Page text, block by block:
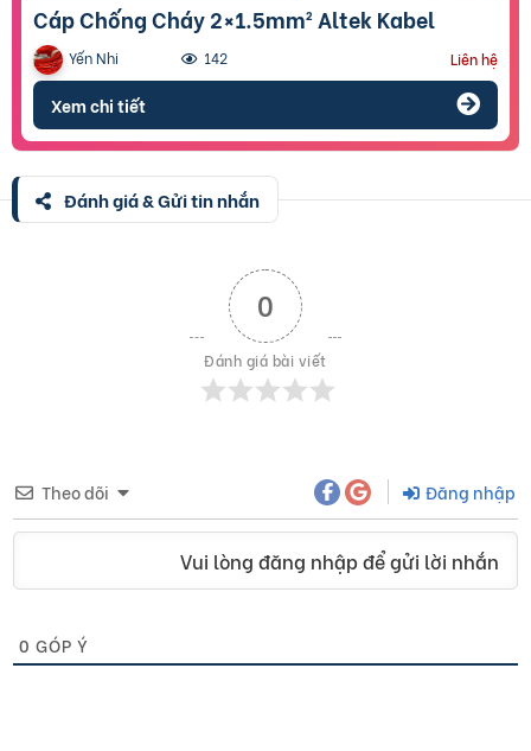
Cáp Chống Cháy 2×1.5mm² Altek Kabel
Yến Nhi 142 Liên hệ
Xem chi tiết
Đánh giá & Gửi tin nhắn
0
Đánh giá bài viết
Theo dõi Đăng nhập
Vui lòng đăng nhập để gửi lời nhắn
0 GÓP Ý